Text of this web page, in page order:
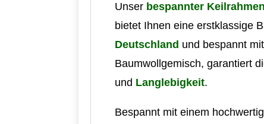
Unser bespannter Keilrahmen
bietet Ihnen eine erstklassige
Deutschland und bespannt
Baumwollgemisch, garantiert
und Langlebigkeit.
Bespannt mit einem